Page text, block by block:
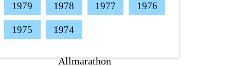
1979 1978 1977 1976
1975 1974
Allmarathon